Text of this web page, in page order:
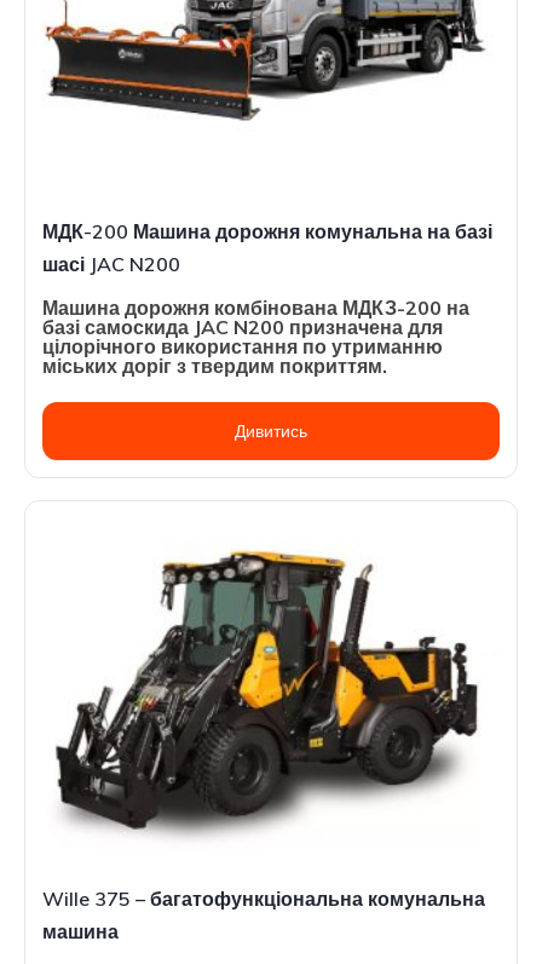
МДК-200 Машина дорожня комунальна на базі
шасі JAC N200
Машина дорожня комбінована МДКЗ-200 на
базі самоскида JAC N200 призначена для
цілорічного використання по утриманню
міських доріг з твердим покриттям.
Дивитись
Wille 375 – багатофункціональна комунальна
машина